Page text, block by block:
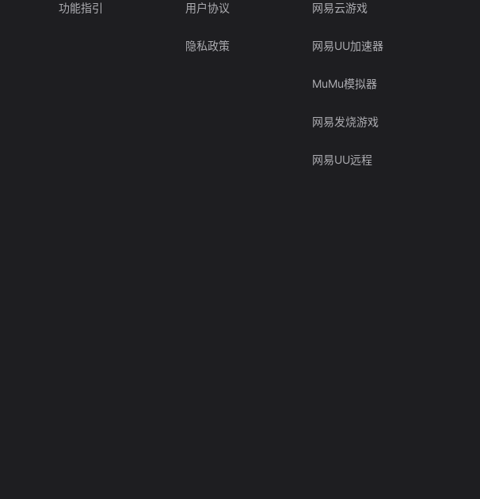
功能指引 用户协议
隐私政策
网易云游戏
网易UU加速器
MuMu模拟器
网易发烧游戏
网易UU远程